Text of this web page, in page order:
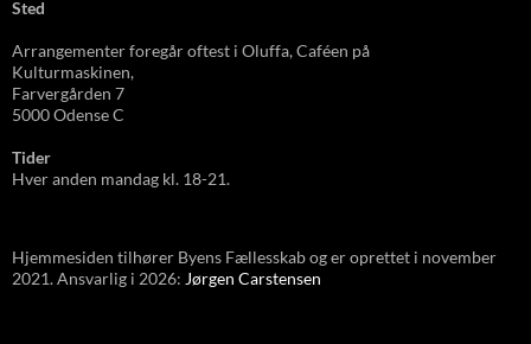
Sted
Arrangementer foregår oftest i Oluffa, Caféen på
Kulturmaskinen,
Farvergården 7
5000 Odense C
Tider
Hver anden mandag kl. 18-21.
Hjemmesiden tilhører Byens Fællesskab og er oprettet i november
2021. Ansvarlig i 2026: Jørgen Carstensen